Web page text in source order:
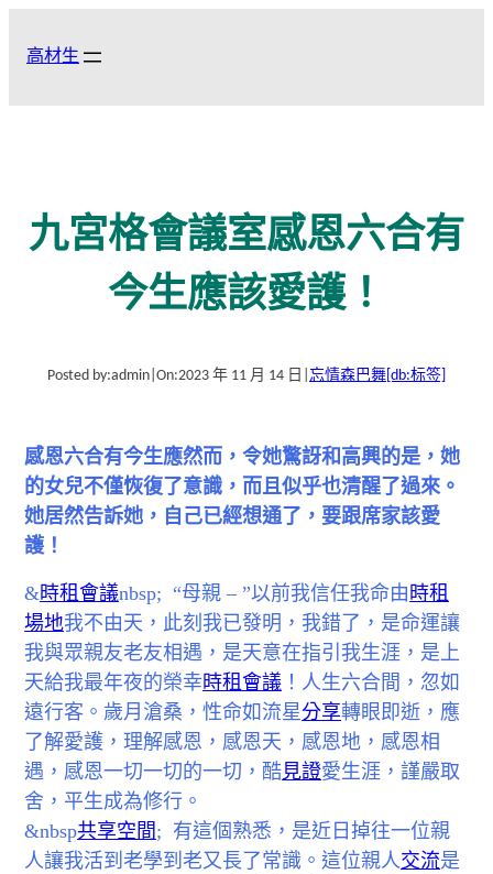
高材生
九宮格會議室感恩六合有
今生應該愛護！
Posted by:admin On:2023 年 11 月 14 日 忘情森巴舞 [db:标签]
感恩六合有今生應然而，令她驚訝和高興的是，她
的女兒不僅恢復了意識，而且似乎也清醒了過來。
她居然告訴她，自己已經想通了，要跟席家該愛
護！
&時租會議nbsp; “母親 – ”以前我信任我命由時租
場地我不由天，此刻我已發明，我錯了，是命運讓
我與眾親友老友相遇，是天意在指引我生涯，是上
天給我最年夜的榮幸時租會議 ！人生六合間，忽如
遠行客。歲月滄桑，性命如流星分享轉眼即逝，應
了解愛護，理解感恩，感恩天，感恩地，感恩相
遇，感恩一切一切的一切，酷見證愛生涯，謹嚴取
舍，平生成為修行。
&nbsp共享空間; 有這個熟悉，是近日掉往一位親
人讓我活到老學到老又長了常識。這位親人交流是